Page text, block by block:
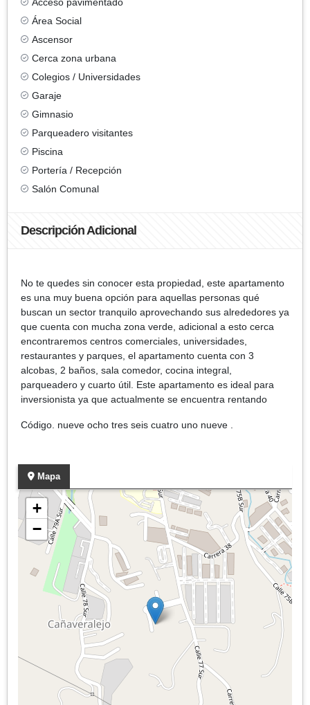
Área Social
Ascensor
Cerca zona urbana
Colegios / Universidades
Garaje
Gimnasio
Parqueadero visitantes
Piscina
Portería / Recepción
Salón Comunal
Descripción Adicional
No te quedes sin conocer esta propiedad, este apartamento
es una muy buena opción para aquellas personas qué
buscan un sector tranquilo aprovechando sus alrededores ya
que cuenta con mucha zona verde, adicional a esto cerca
encontraremos centros comerciales, universidades,
restaurantes y parques, el apartamento cuenta con 3
alcobas, 2 baños, sala comedor, cocina integral,
parqueadero y cuarto útil. Este apartamento es ideal para
inversionista ya que actualmente se encuentra rentando
Código. nueve ocho tres seis cuatro uno nueve .
Mapa
+
−